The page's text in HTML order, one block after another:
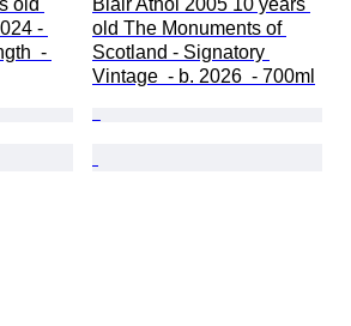
old
-
-
Blair Athol 2005 10 years
old The Monuments of
Scotland - Signatory
Vintage  - b. 2026  - 700ml